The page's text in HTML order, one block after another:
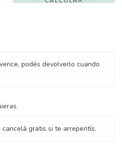
podés devolverlo cuando
gratis si te arrepentís.